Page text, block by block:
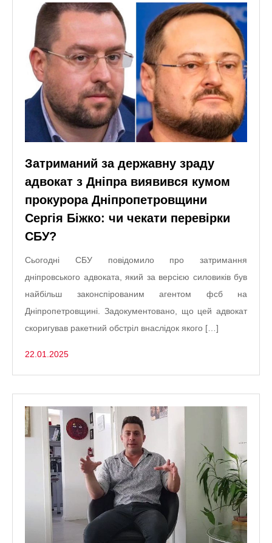
Затриманий за державну зраду
адвокат з Дніпра виявився кумом
прокурора Дніпропетровщини
Сергія Біжко: чи чекати перевірки
СБУ?
Сьогодні СБУ повідомило про затримання
дніпровського адвоката, який за версією силовиків був
найбільш законспірованим агентом фсб на
Дніпропетровщині. Задокументовано, що цей адвокат
скоригував ракетний обстріл внаслідок якого […]
22.01.2025